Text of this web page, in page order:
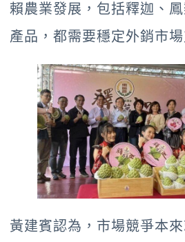
賴農業發展，包括釋迦、
產品，都需要穩定外銷市場
黃建賓認為，市場競爭本